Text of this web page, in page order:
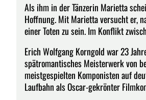
Als ihm in der Tänzerin Marietta
Hoffnung. Mit Marietta versucht er,
einer Toten zu sein. Im Konflikt
Erich Wolfgang Korngold war 23
spätromantisches Meisterwerk von
meistgespielten Komponisten auf
Laufbahn als Oscar-gekrönter